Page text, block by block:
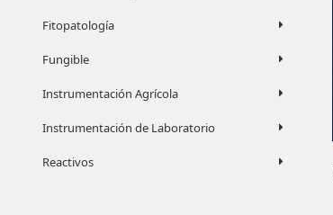
Fitopatología
Fungible
Instrumentación Agrícola
Instrumentación de Laboratorio
Reactivos